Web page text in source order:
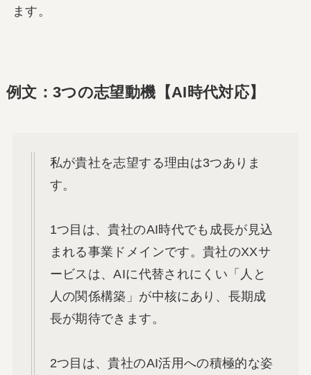
ます。
例文：3つの志望動機【AI時代対応】
私が貴社を志望する理由は3つありま
す。
1つ目は、貴社のAI時代でも成長が見込
まれる事業ドメインです。貴社のXXサ
ービスは、AIに代替されにくい「人と
人の関係構築」が中核にあり、長期成
長が期待できます。
2つ目は、貴社のAI活用への積極的な姿